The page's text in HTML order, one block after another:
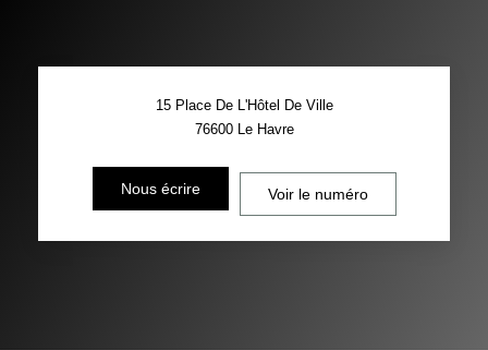
15 Place De L'Hôtel De Ville
76600 Le Havre
Nous écrire Voir le numéro